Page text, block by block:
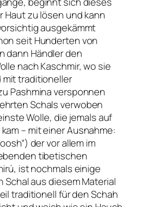
Haut zu lösen und kann
ausgekämmt
seit Hunderten von
dann Händler den
nach Kaschmir, wo sie
traditioneller
Pashmina versponnen
Schals verwoben
Wolle, die jemals auf
– mit einer Ausnahme:
der vor allem im
tibetischen
ist nochmals einige
Schal aus diesem Material
traditionell für den Schah